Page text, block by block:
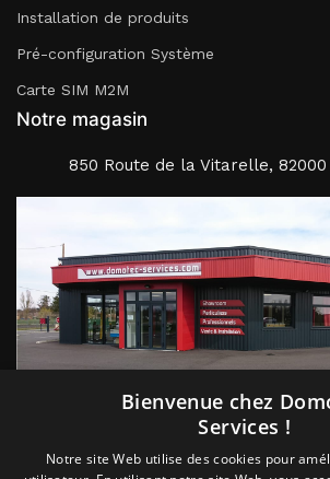
Installation de produits
Pré-configuration Système
Carte SIM M2M
Notre magasin
850 Route de la Vitarelle,
Suivez nous
Bienvenue chez
Services !
Notre site Web utilise des cookies pour